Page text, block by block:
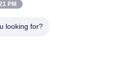
H74.8 inch DC Xe chở hoa
PM
looking for?